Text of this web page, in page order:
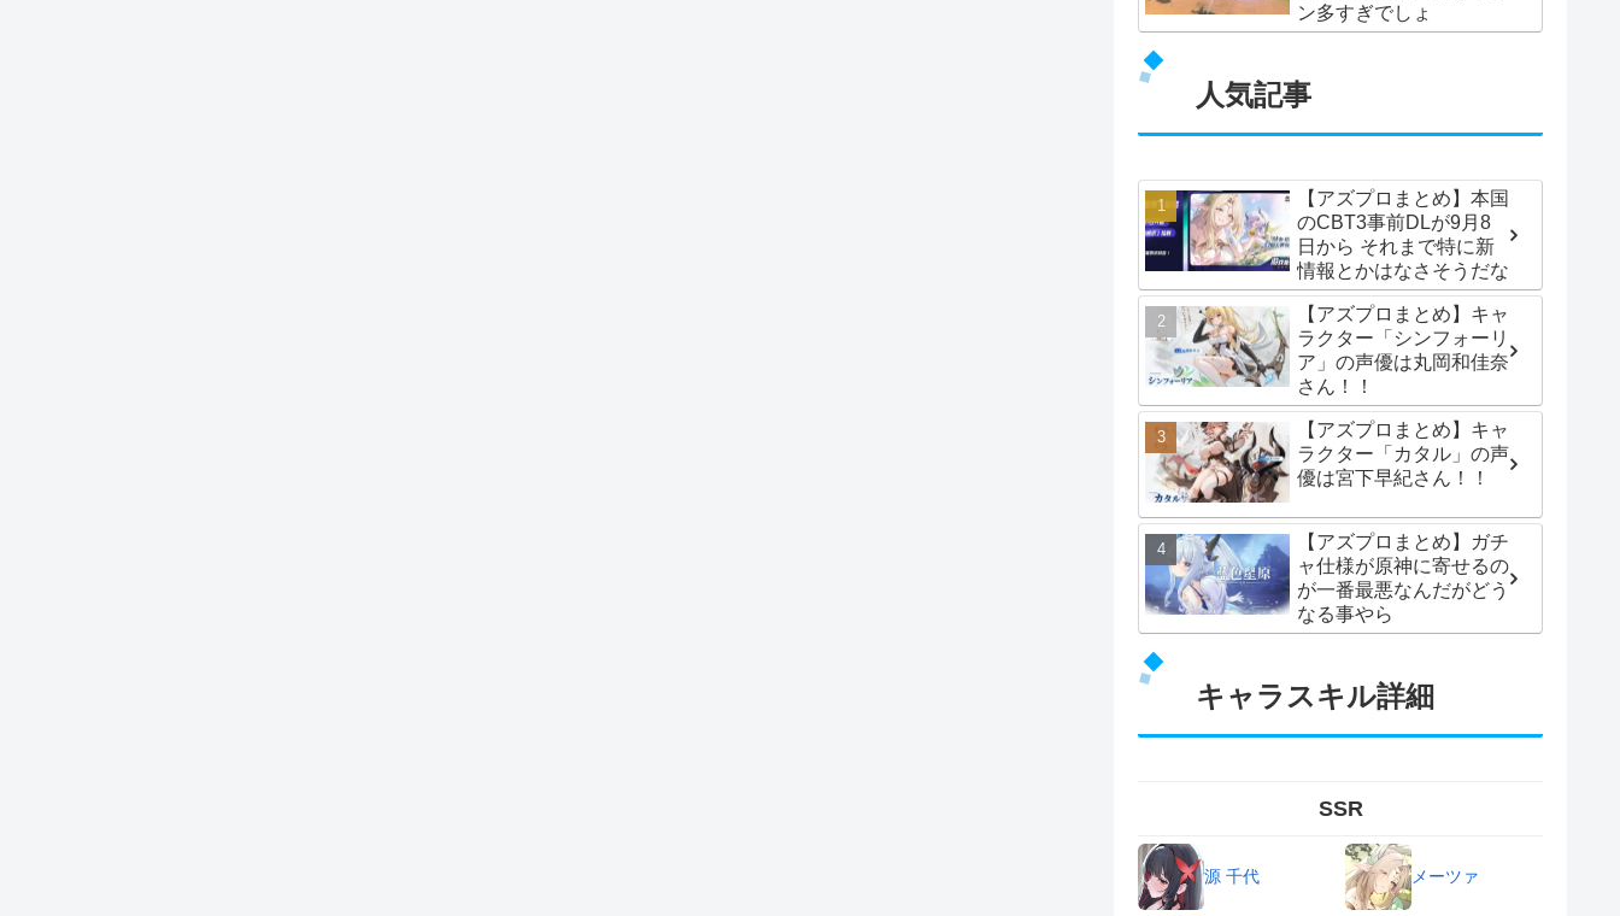
ン多すぎでしょ
人気記事
【アズプロまとめ】本国
のCBT3事前DLが9月8
日から それまで特に新
情報とかはなさそうだな
【アズプロまとめ】キャ
ラクター「シンフォーリ
ア」の声優は丸岡和佳奈
さん！！
【アズプロまとめ】キャ
ラクター「カタル」の声
優は宮下早紀さん！！
【アズプロまとめ】ガチ
ャ仕様が原神に寄せるの
が一番最悪なんだがどう
なる事やら
キャラスキル詳細
SSR
源 千代 メーツァ